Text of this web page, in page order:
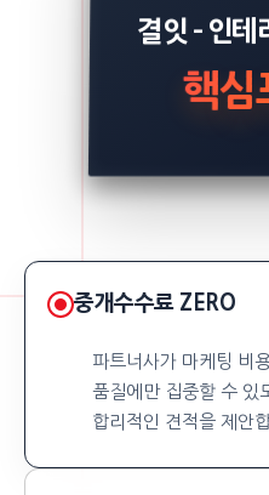
결잇 - 인테
핵심
중개수수료 ZERO
파트너사가 마케팅 비
품질에만 집중할 수 있
합리적인 견적을 제안